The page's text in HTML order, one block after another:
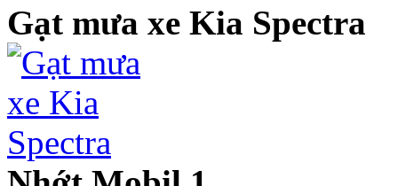
Gạt mưa xe Kia Spectra